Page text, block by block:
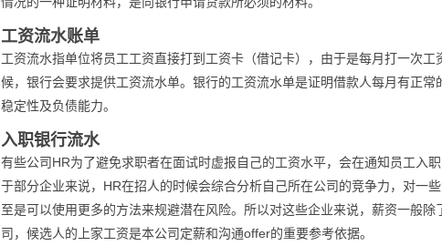
工资流水账单
工资流水指单位将员工工资直接打到工资卡（借记卡），由于是每月打一次
候，银行会要求提供工资流水单。银行的工资流水单是证明借款人每月有正
稳定性及负债能力。
入职银行流水
有些公司HR为了避免求职者在面试时虚报自己的工资水平，会在通知员工入
于部分企业来说，HR在招人的时候会综合分析自己所在公司的竞争力，对一
至是可以使用更多的方法来规避潜在风险。所以对这些企业来说，薪资一般
司，候选人的上家工资是本公司定薪和沟通offer的重要参考依据。